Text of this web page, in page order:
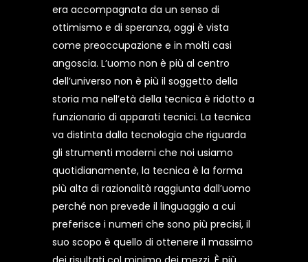
era accompagnata da un senso di
ottimismo e di speranza, oggi è vista
come preoccupazione e in molti casi
angoscia. L’uomo non è più al centro
dell’universo non è più il soggetto della
storia ma nell’età della tecnica è ridotto a
funzionario di apparati tecnici. La tecnica
va distinta dalla tecnologia che riguarda
gli strumenti moderni che noi usiamo
quotidianamente, la tecnica è la forma
più alta di razionalità raggiunta dall’uomo
perché non prevede il linguaggio a cui
preferisce i numeri che sono più precisi, il
suo scopo è quello di ottenere il massimo